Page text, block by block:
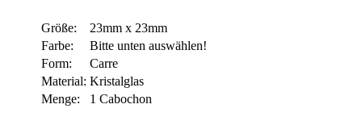
Größe:
23mm x 23mm
Farbe:
Bitte unten auswählen!
Form:
Carre
Material: Kristalglas
Menge:
1 Cabochon